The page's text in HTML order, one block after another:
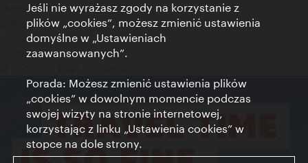
Terms of Use
Dostępność
Kontakt prasowy
Ustawienia cookies
Jeśli nie wyrażasz zgody na korzystanie z
plików „cookies”, możesz zmienić ustawienia
domyślne w „Ustawieniach
zaawansowanych”.
Porada: Możesz zmienić ustawienia plików
„cookies” w dowolnym momencie podczas
swojej wizyty na stronie internetowej,
korzystając z linku „Ustawienia cookies” w
stopce na dole strony.